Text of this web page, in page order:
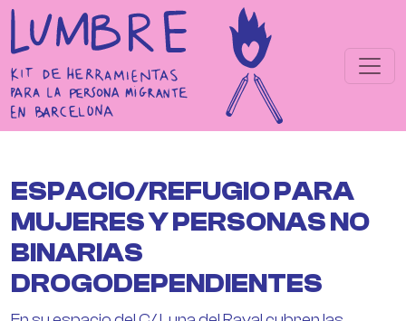
Pasar al contenido principal
ESPACIO/REFUGIO PARA
MUJERES Y PERSONAS NO
BINARIAS
DROGODEPENDIENTES